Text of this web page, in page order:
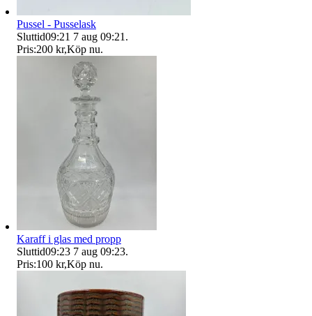
Pussel - Pusselask
Sluttid09:21 7 aug 09:21 .
Pris:200 kr,Köp nu.
Karaff i glas med propp
Sluttid09:23 7 aug 09:23.
Pris:100 kr,Köp nu.